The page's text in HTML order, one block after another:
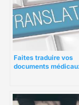
Faites traduire vos
documents